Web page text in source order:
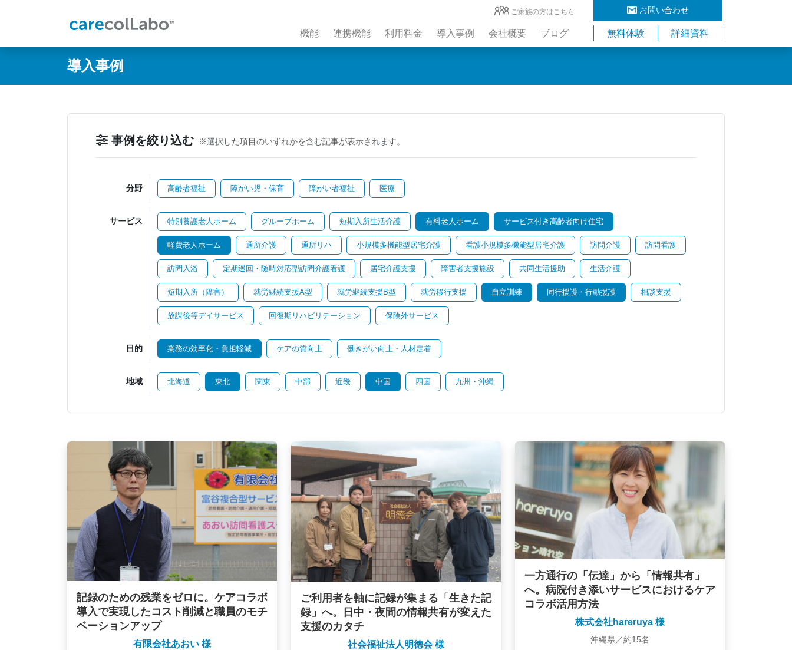
お問い合わせ
ご家族の方はこちら
機能 連携機能 利用料金 導入事例 会社概要 ブログ 無料体験 詳細資料
導入事例
事例を絞り込む ※選択した項目のいずれかを含む記事が表示されます。
分野 高齢者福祉 障がい児・保育 障がい者福祉 医療
サービス 特別養護老人ホーム グループホーム 短期入所生活介護 有料老人ホーム サービス付き高齢者向け住宅
軽費老人ホーム 通所介護 通所リハ 小規模多機能型居宅介護 看護小規模多機能型居宅介護 訪問介護 訪問看護
訪問入浴 定期巡回・随時対応型訪問介護看護 居宅介護支援 障害者支援施設 共同生活援助 生活介護
短期入所（障害） 就労継続支援A型 就労継続支援B型 就労移行支援 自立訓練 同行援護・行動援護 相談支援
放課後等デイサービス 回復期リハビリテーション 保険外サービス
目的 業務の効率化・負担軽減 ケアの質向上 働きがい向上・人材定着
地域 北海道 東北 関東 中部 近畿 中国 四国 九州・沖縄
記録のための残業をゼロに。ケアコラボ
導入で実現したコスト削減と職員のモチ
ベーションアップ
有限会社あおい 様
ご利用者を軸に記録が集まる「生きた記
録」へ。日中・夜間の情報共有が変えた
支援のカタチ
社会福祉法人明徳会 様
一方通行の「伝達」から「情報共有」
へ。病院付き添いサービスにおけるケア
コラボ活用方法
株式会社hareruya 様
沖縄県／約15名